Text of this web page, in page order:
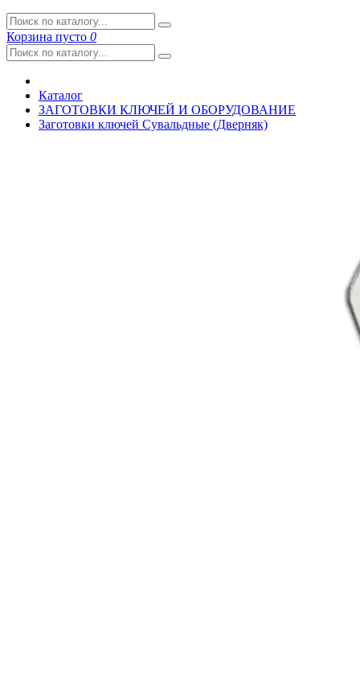
Корзина пусто 0
Каталог
ЗАГОТОВКИ КЛЮЧЕЙ И ОБОРУДОВАНИЕ
Заготовки ключей Сувальдные (Дверняк)